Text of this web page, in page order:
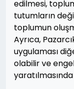
edilmesi,
tutumların
toplumun
Ayrıca,
uygulaması
olabilir ve